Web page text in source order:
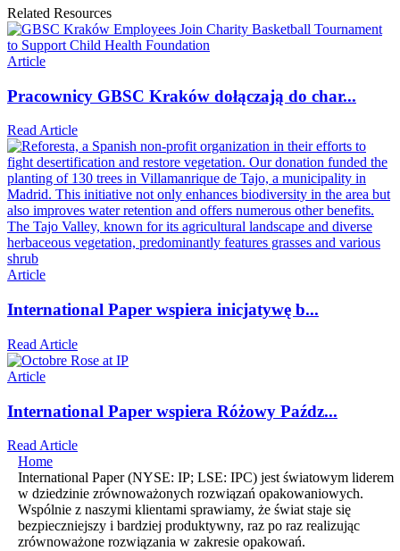
Related Resources
Article
Pracownicy GBSC Kraków dołączają do char...
Read Article
Article
International Paper wspiera inicjatywę b...
Read Article
Article
International Paper wspiera Różowy Paźdz...
Read Article
Home
International Paper (NYSE: IP; LSE: IPC) jest światowym liderem
w dziedzinie zrównoważonych rozwiązań opakowaniowych.
Wspólnie z naszymi klientami sprawiamy, że świat staje się
bezpieczniejszy i bardziej produktywny, raz po raz realizując
zrównoważone rozwiązania w zakresie opakowań.